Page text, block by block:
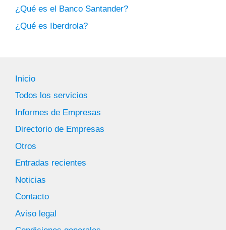
¿Qué es el Banco Santander?
¿Qué es Iberdrola?
Inicio
Todos los servicios
Informes de Empresas
Directorio de Empresas
Otros
Entradas recientes
Noticias
Contacto
Aviso legal